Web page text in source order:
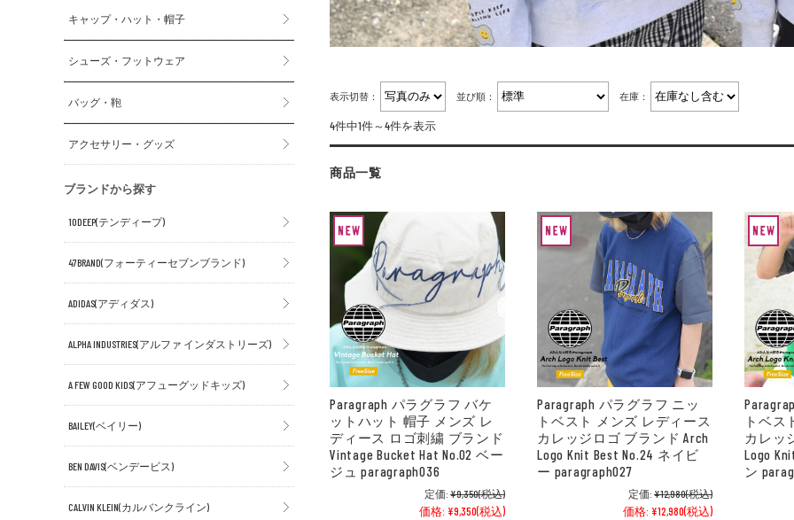
表示切替： 並び順： 在庫：
4件中1件～4件を表示
商品一覧
Paragraph パラグラフ バケ
ットハット 帽子 メンズ レ
ディース ロゴ刺繍 ブランド
Vintage Bucket Hat No.02 ベー
ジュ paragraph036
定価: ¥9,350(税込)
価格: ¥9,350(税込)
Paragraph パラグラフ ニッ
トベスト メンズ レディース
カレッジロゴ ブランド Arch
Logo Knit Best No.24 ネイビ
ー paragraph027
定価: ¥12,980(税込)
価格: ¥12,980(税込)
トベス
カレッ
Logo
ン
キャップ・ハット・帽子
シューズ・フットウェア
バッグ・鞄
アクセサリー・グッズ
ブランドから探す
10DEEP(テンディープ)
47BRAND(フォーティーセブンブランド)
ADIDAS(アディダス)
ALPHA INDUSTRIES(アルファ インダストリーズ)
A FEW GOOD KIDS(アフューグッドキッズ)
BAILEY(ベイリー)
BEN DAVIS(ベンデービス)
CALVIN KLEIN(カルバンクライン)